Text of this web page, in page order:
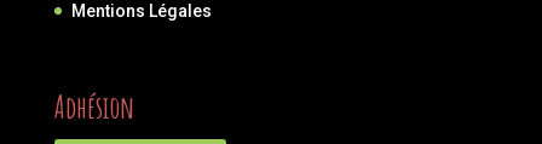
Mentions Légales
Adhésion